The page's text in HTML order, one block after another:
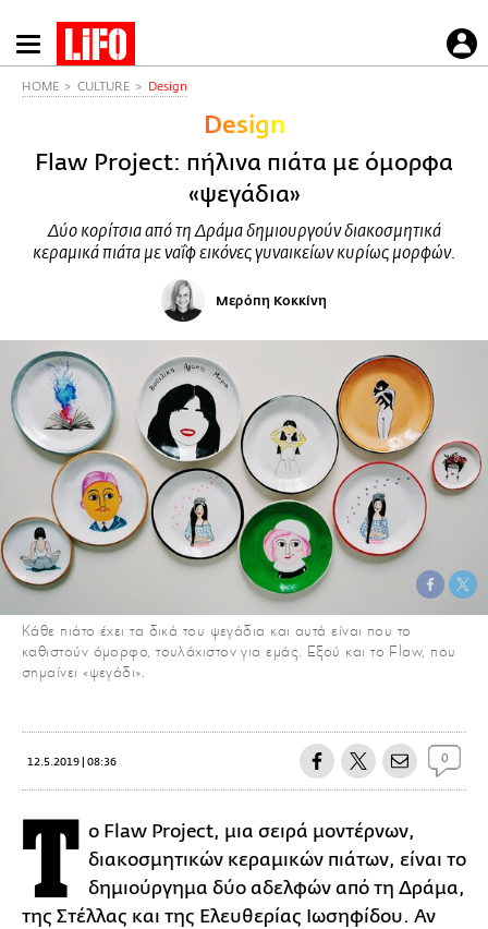
Παράκαμψη
προς
HOME CULTURE Design
Design
Flaw Project: πήλινα πιάτα με όμορφα
«ψεγάδια»
Δύο κορίτσια από τη Δράμα δημιουργούν διακοσμητικά
κεραμικά πιάτα με ναΐφ εικόνες γυναικείων κυρίως μορφών.
Μερόπη Κοκκίνη
Κάθε πιάτο έχει τα δικά του ψεγάδια και αυτά είναι που το
καθιστούν όμορφο, τουλάχιστον για εμάς. Εξού και το Flaw, που
σημαίνει «ψεγάδι».
12.5.2019 | 08:36 0
Τ ο Flaw Project, μια σειρά μοντέρνων,
διακοσμητικών κεραμικών πιάτων, είναι το
δημιούργημα δύο αδελφών από τη Δράμα,
της Στέλλας και της Ελευθερίας Ιωσηφίδου. Αν